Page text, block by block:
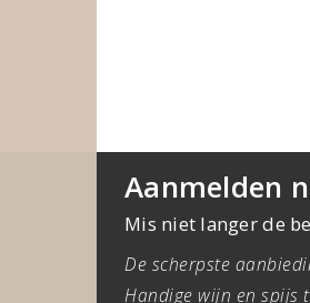
Aanmelden
Mis niet langer de
De scherpste
Handige wijn en spijs